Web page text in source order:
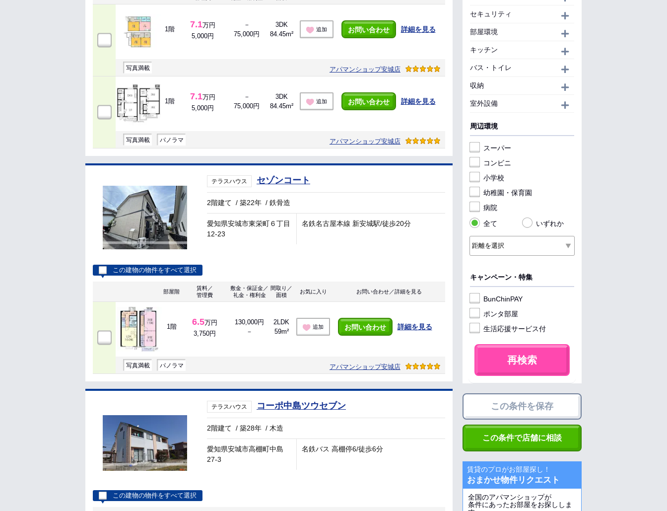
1階 7.1万円
5,000円
－
75,000円
3DK
84.45m²
追加 お問い合わせ 詳細を見る
写真満載 アパマンショップ安城店
1階 7.1万円
5,000円
－
75,000円
3DK
84.45m²
追加 お問い合わせ 詳細を見る
写真満載 パノラマ アパマンショップ安城店
テラスハウス セゾンコート
2階建て /築22年 /鉄骨造
愛知県安城市東栄町６丁目
12-23
名鉄名古屋本線 新安城駅/徒歩20分
この建物の物件をすべて選択
部屋階
賃料／
管理費
敷金・保証金／
礼金・権利金
間取り／
面積
お気に入り お問い合わせ／詳細を見る
1階 6.5万円
3,750円
130,000円
－
2LDK
59m²
追加 お問い合わせ 詳細を見る
写真満載 パノラマ アパマンショップ安城店
テラスハウス コーポ中島ツウセブン
2階建て /築28年 / 木造
愛知県安城市高棚町中島
27-3
名鉄バス 高棚停6/徒歩6分
この建物の物件をすべて選択
セキュリティ
部屋環境
キッチン
バス・トイレ
収納
室外設備
周辺環境
スーパー
コンビニ
小学校
幼稚園・保育園
病院
全て
いずれか
キャンペーン・特集
BunChinPAY
ポンタ部屋
生活応援サービス付
再検索
この条件を保存
この条件で店舗に相談
賃貸のプロがお部屋探し！
おまかせ物件リクエスト
全国のアパマンショップが
条件にあったお部屋をお探ししま